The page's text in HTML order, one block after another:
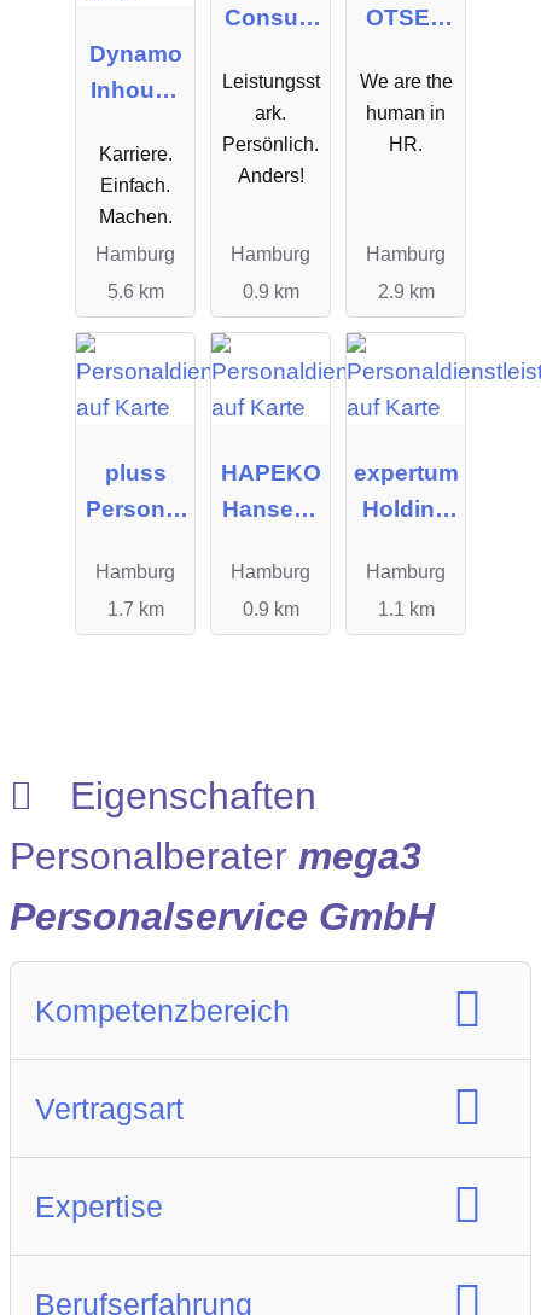
Dynamo
Inhouse
Karriere.
Einfach.
Machen.
Hamburg
5.6 km
Consulti
Leistungsst
ark.
Persönlich.
Anders!
Hamburg
0.9 km
OTSEN
We are the
human in
HR.
Hamburg
2.9 km
pluss
Personal
ment
GmbH
Hamburg
1.7 km
HAPEKO
Hanseati
Personal
kontor
Hamburg
0.9 km
expertum
Holding
Hamburg
1.1 km
Eigenschaften
Personalberater mega3
Personalservice GmbH
Kompetenzbereich
Gesundheitswesen
Vertragsart
Arbeitnehmerüberlassung
Expertise
Berufserfahrung